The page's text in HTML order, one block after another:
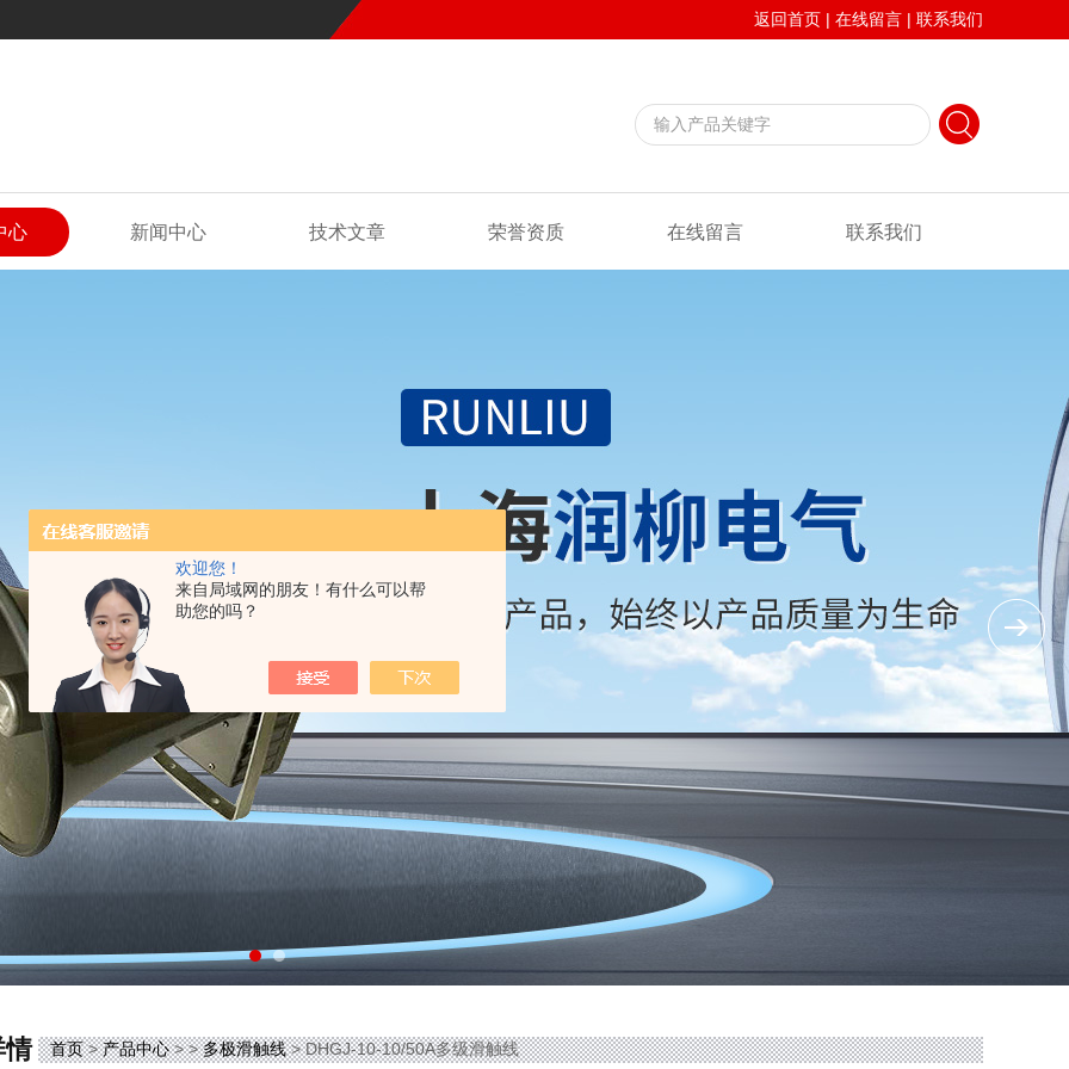
欢迎您！
来自局域网的朋友！有什么可以帮
助您的吗？
返回首页 | 在线留言 | 联系我们
心 新闻中心 技术文章 荣誉资质 在线留言 联系我们
情 首页>产品中心> >多极滑触线> DHGJ-10-10/50A多级滑触线